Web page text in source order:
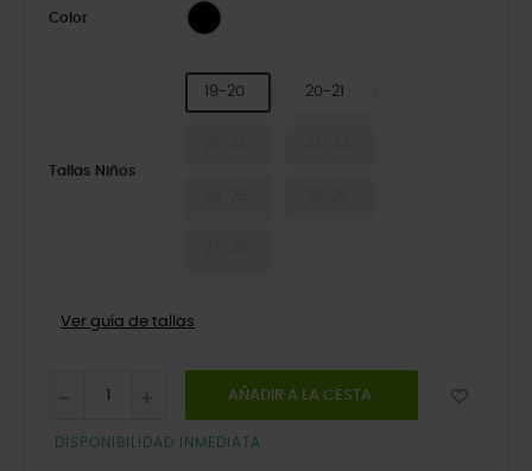
Color Black
Tallas Niños
19-20 20-21
Ver guía de tallas
AÑADIR A LA CESTA
DISPONIBILIDAD INMEDIATA